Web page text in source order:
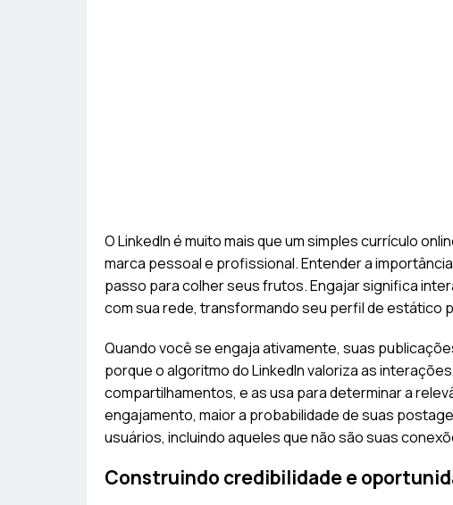
O LinkedIn é muito mais que um simples currículo
marca pessoal e profissional. Entender a
passo para colher seus frutos. Engajar significa
com sua rede, transformando seu perfil de estático
Quando você se engaja ativamente, suas
porque o algoritmo do LinkedIn valoriza as
compartilhamentos, e as usa para determinar a
engajamento, maior a probabilidade de suas
usuários, incluindo aqueles que não são suas
Construindo credibilidade e